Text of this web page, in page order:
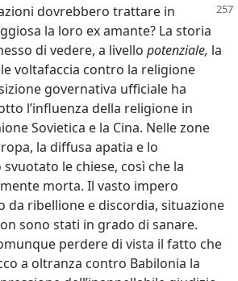
dovrebbero trattare in
la loro ex amante? La storia
di vedere, a livello potenziale, la
voltafaccia contro la religione
governativa ufficiale ha
l’influenza della religione in
Sovietica e la Cina. Nelle zone
la diffusa apatia e lo
le chiese, così che la
morta. Il vasto impero
da ribellione e discordia, situazione
sono stati in grado di sanare.
perdere di vista il fatto che
a oltranza contro Babilonia la